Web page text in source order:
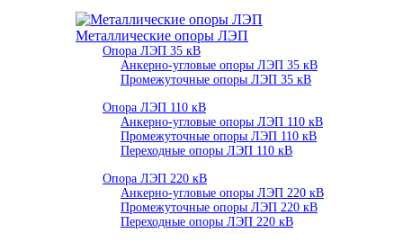
Металлические опоры ЛЭП
Опора ЛЭП 35 кВ
Анкерно-угловые опоры ЛЭП 35 кВ
Промежуточные опоры ЛЭП 35 кВ
Опора ЛЭП 110 кВ
Анкерно-угловые опоры ЛЭП 110 кВ
Промежуточные опоры ЛЭП 110 кВ
Переходные опоры ЛЭП 110 кВ
Опора ЛЭП 220 кВ
Анкерно-угловые опоры ЛЭП 220 кВ
Промежуточные опоры ЛЭП 220 кВ
Переходные опоры ЛЭП 220 кВ